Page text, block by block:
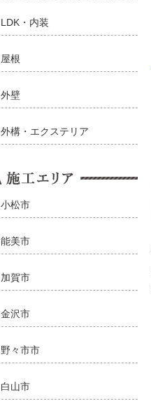
LDK・内装
屋根
外壁
外構・エクステリア
小松市
能美市
加賀市
金沢市
野々市市
白山市